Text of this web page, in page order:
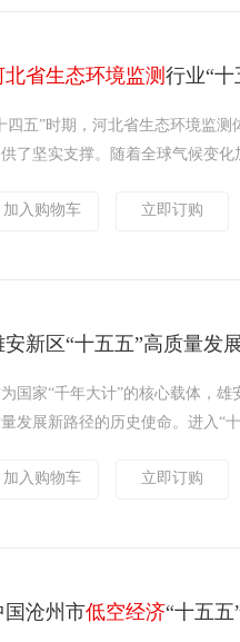
北省生态环境监测 行业“
四五”时期，河北省生态环境监
了坚实支撑。随着全球气候变
加入购物车 立即订购
安新区“十五五”高质量发
国家“千年大计”的核心载体，
量发展新路径的历史使命。进入“
加入购物车 立即订购
国沧州市低空经济“十五